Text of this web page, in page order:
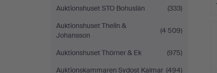
Auktionshuset STO Bohuslän
(333)
Auktionshuset Thelin &
Johansson
(4 509)
Auktionshuset Thörner & Ek
(975)
Auktionskammaren Sydost Kalmar (494)